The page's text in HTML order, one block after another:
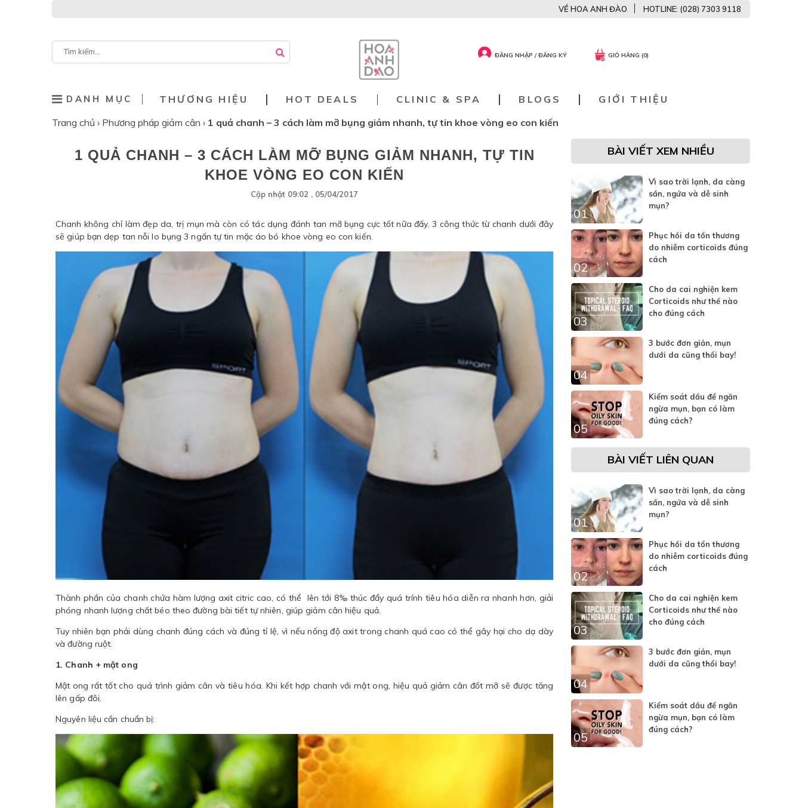
ĐĂNG NHẬP / ĐĂNG KÝ GIỎ HÀNG (0)
VỀ HOA ANH ĐÀO HOTLINE: (028) 7303 9118
DANH MỤC THƯƠNG HIỆU HOT DEALS CLINIC & SPA BLOGS
GIỚI THIỆU
Trang chủ › Phương pháp giảm cân › 1 quả chanh – 3 cách làm mỡ bụng giảm nhanh, tự tin khoe vòng eo con kiến
1 QUẢ CHANH – 3 CÁCH LÀM MỠ BỤNG GIẢM NHANH, TỰ TIN
KHOE VÒNG EO CON KIẾN
Cập nhật 09:02 , 05/04/2017
Chanh không chỉ làm đẹp da, trị mụn mà còn có tác dụng đánh tan mỡ bụng cực tốt nữa đấy. 3 công thức từ chanh dưới đây
sẽ giúp bạn dẹp tan nỗi lo bụng 3 ngấn tự tin mặc áo bó khoe vòng eo con kiến.
Thành phần của chanh chứa hàm lượng axit citric cao, có thể lên tới 8‰ thúc đẩy quá trính tiêu hóa diễn ra nhanh hơn, giải
phóng nhanh lượng chất béo theo đường bài tiết tự nhiên, giúp giảm cân hiệu quả.
Tuy nhiên bạn phải dùng chanh đúng cách và đúng tỉ lệ, vì nếu nống độ axit trong chanh quá cao có thể gây hại cho dạ dày
và đường ruột.
1. Chanh + mật ong
Mật ong rất tốt cho quá trình giảm cân và tiêu hóa. Khi kết hợp chanh với mật ong, hiệu quả giảm cân đốt mỡ sẽ được tăng
lên gấp đôi.
Nguyên liệu cần chuẩn bị:
BÀI VIẾT XEM NHIỀU
01
Vì sao trời lạnh, da càng
sần, ngứa và dễ sinh
mụn?
02
Phục hồi da tổn thương
do nhiễm corticoids đúng
cách
03
Cho da cai nghiện kem
Corticoids như thế nào
cho đúng cách
04
3 bước đơn giản, mụn
dưới da cũng thổi bay!
05
Kiểm soát dầu để ngăn
ngừa mụn, bạn có làm
đúng cách?
BÀI VIẾT LIÊN QUAN
01
Vì sao trời lạnh, da càng
sần, ngứa và dễ sinh
mụn?
02
Phục hồi da tổn thương
do nhiễm corticoids đúng
cách
03
Cho da cai nghiện kem
Corticoids như thế nào
cho đúng cách
04
3 bước đơn giản, mụn
dưới da cũng thổi bay!
05
Kiểm soát dầu để ngăn
ngừa mụn, bạn có làm
đúng cách?